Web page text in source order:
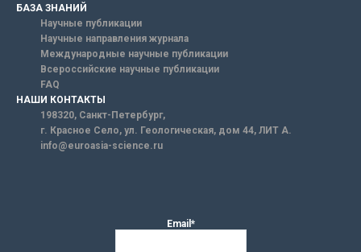
БАЗА ЗНАНИЙ
Научные публикации
Научные направления журнала
Международные научные публикации
Всероссийские научные публикации
FAQ
НАШИ КОНТАКТЫ
198320, Санкт-Петербург,
г. Красное Село, ул. Геологическая, дом 44, ЛИТ А.
info@euroasia-science.ru
Email*